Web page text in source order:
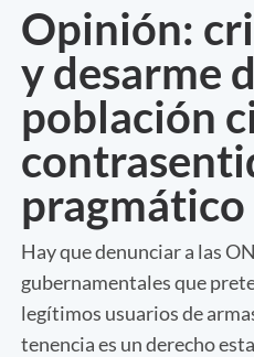
Opinión:
y desarme
población
pragmático
Hay que denunciar a las
gubernamentales que
legítimos usuarios de
tenencia es un derecho